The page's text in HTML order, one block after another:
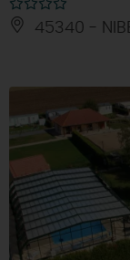
45340 -